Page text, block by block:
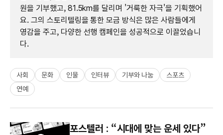
원을 기부했고, 81.5km를 달리며 '거룩한 자극'을 기획했어
요. 그의 스토리텔링을 통한 모금 방식은 많은 사람들에게
영감을 주고, 다양한 선행 캠페인을 성공적으로 이끌었습니
다.
사회 문화 인물 인터뷰 기부와 나눔
스포츠
연예
포스텔러 : “시대에 맞는 운세 있다”